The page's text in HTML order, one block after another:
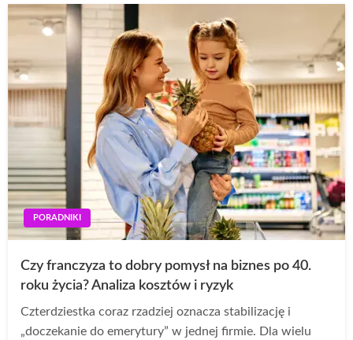
PORADNIKI
Czy franczyza to dobry pomysł na biznes po 40.
roku życia? Analiza kosztów i ryzyk
Czterdziestka coraz rzadziej oznacza stabilizację i
„doczekanie do emerytury” w jednej firmie. Dla wielu